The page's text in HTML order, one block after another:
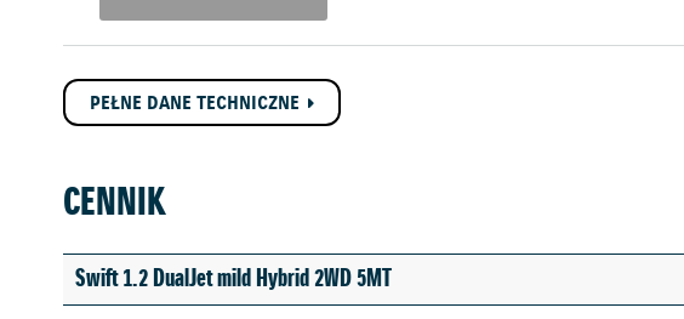
PEŁNE DANE TECHNICZNE
CENNIK
Swift 1.2 DualJet mild Hybrid 2WD 5MT